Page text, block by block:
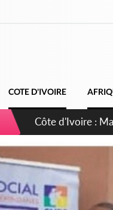
COTE D'IVOIRE
Côte d'Ivoire :